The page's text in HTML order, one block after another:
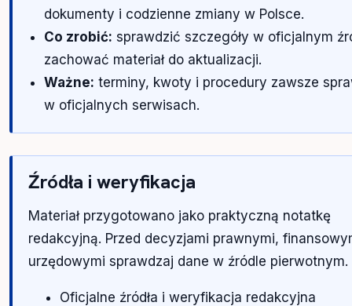
dokumenty i codzienne zmiany w Polsce.
Co zrobić: sprawdzić szczegóły w oficjalnym
zachować materiał do aktualizacji.
Ważne: terminy, kwoty i procedury zawsze
w oficjalnych serwisach.
Źródła i weryfikacja
Materiał przygotowano jako praktyczną notatkę
redakcyjną. Przed decyzjami prawnymi,
urzędowymi sprawdzaj dane w źródle pierwotnym.
Oficjalne źródła i weryfikacja redakcyjna